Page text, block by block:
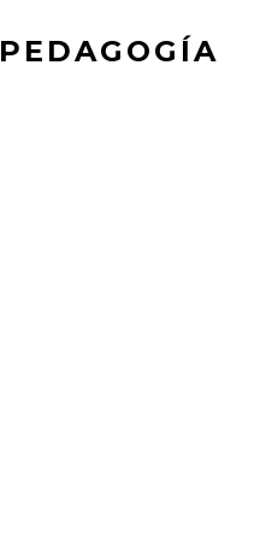
PEDAGOGÍA